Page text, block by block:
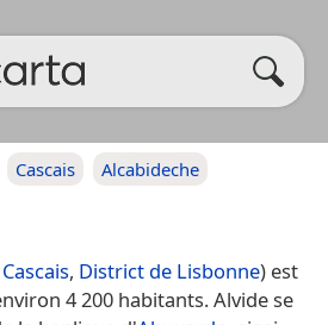
Cascais Alcabideche
Cascais, District de Lisbonne) est
4 200 habitants. Alvide se